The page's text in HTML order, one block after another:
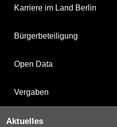
Karriere im Land Berlin
Bürgerbeteiligung
Open Data
Vergaben
Aktuelles